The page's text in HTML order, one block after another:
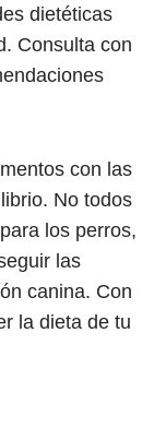
dietéticas
Consulta con
con las
No todos
los perros,
las
canina. Con
la dieta de tu